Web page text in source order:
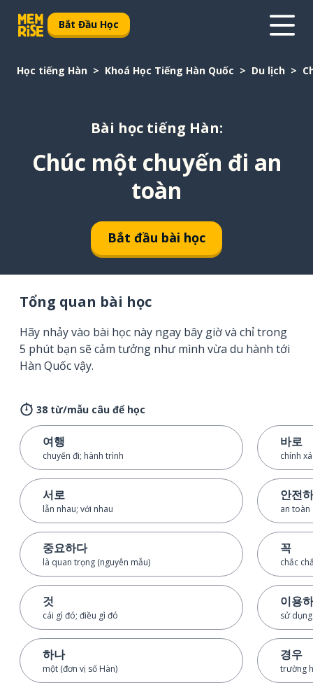
Bắt Đầu Học
Học tiếng Hàn Khoá Học Tiếng Hàn Quốc Du lịch
Bài học tiếng Hàn:
Chúc một chuyến đi an
toàn
Bắt đầu bài học
Tổng quan bài học
Hãy nhảy vào bài học này ngay bây giờ và chỉ trong
5 phút bạn sẽ cảm tưởng như mình vừa du hành tới
Hàn Quốc vậy.
38 từ/mẫu câu để học
여행
chuyến đi; hành trình
서로
lẫn nhau; với nhau
중요하다
là quan trọng (nguyên mẫu)
것
cái gì đó; điều gì đó
하나
một (đơn vị số Hàn)
바로
chính
안전
an toàn
꼭
chắc
이용
sử
경우
trường